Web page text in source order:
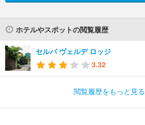
ホテルやスポットの閲覧履歴
セルバ ヴェルデ ロッジ
3.32
閲覧履歴をもっと見る